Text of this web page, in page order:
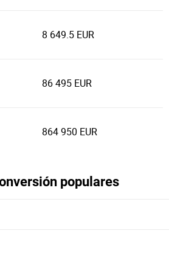
8 649.5 EUR
86 495 EUR
864 950 EUR
populares